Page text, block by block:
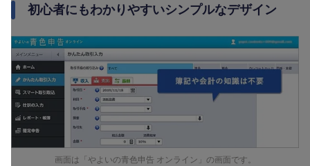
初心者にもわかりやすいシンプルなデザイン
画面は「やよいの青色申告 オンライン」の画面です。